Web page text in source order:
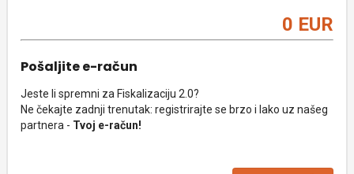
0 EUR
Pošaljite e-račun
Jeste li spremni za Fiskalizaciju 2.0?
Ne čekajte zadnji trenutak: registrirajte se brzo i lako uz našeg
partnera - Tvoj e-račun!